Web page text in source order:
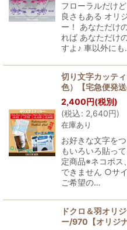
フローラルだけ
良さもある オリ
ー！ あなただけ
れば あなただけ
すよ♪ 車以外に
切り文字カッテ
色）【宅急便発送
2,400円(税別)
(税込: 2,640円)
在庫あり
お好きな文字を
もいろいろ貼っ
定商品※ネコポス
できません ○サ
ご希望の…
ドクロ＆羽オリ
ー/970【オリジ